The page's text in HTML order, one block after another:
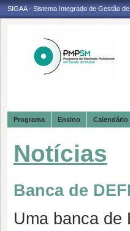
SIGAA - Sistema Integrado de Gestão
Programa Ensino Calendário
Notícias
Banca de
Uma banca de